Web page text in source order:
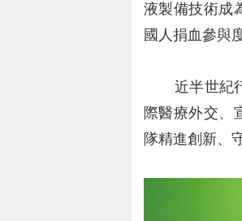
液製備技術成
國人捐血參與
近半世紀行
際醫療外交、
隊精進創新、